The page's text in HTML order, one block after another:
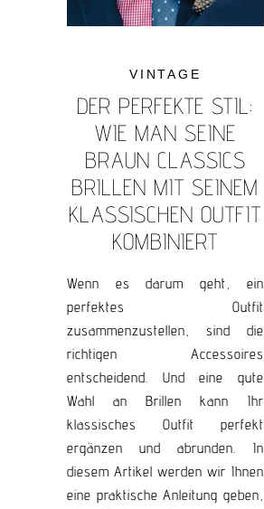
VINTAGE
DER PERFEKTE STIL:
WIE MAN SEINE
BRAUN CLASSICS
BRILLEN MIT SEINEM
KLASSISCHEN OUTFIT
KOMBINIERT
Wenn es darum geht, ein
perfektes Outfit
zusammenzustellen, sind die
richtigen Accessoires
entscheidend. Und eine gute
Wahl an Brillen kann Ihr
klassisches Outfit perfekt
ergänzen und abrunden. In
diesem Artikel werden wir Ihnen
eine praktische Anleitung geben,